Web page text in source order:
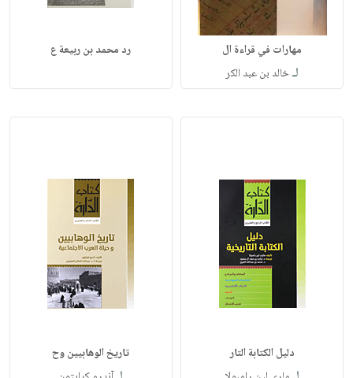
مهارات في قراءة ال
لـخالد بن عبد الكر
رد محمد بن ربيعة ع
دليل الكتابة التار تاريخ الوهابيين وح